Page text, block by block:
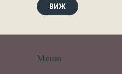
ВИЖ
Меню